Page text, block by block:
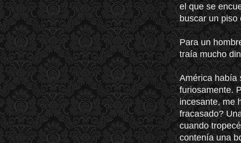
el que se
buscar un piso
Para un
traía mucho
América había
furiosamente.
incesante, me
fracasado?
cuando
contenía una